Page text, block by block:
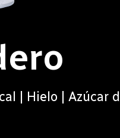
| Hielo | Azúcar